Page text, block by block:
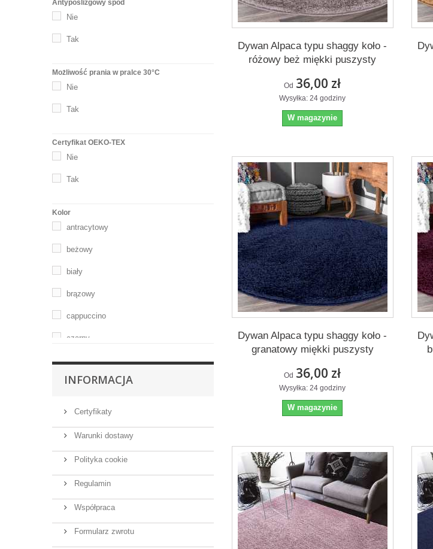
Antypoślizgowy spód
Nie
Tak
Możliwość prania w pralce 30°C
Nie
Tak
Certyfikat OEKO-TEX
Nie
Tak
Kolor
antracytowy
beżowy
biały
brązowy
cappuccino
czarny
czerwony
fioletowy
granatowy
karmelowy
INFORMACJA
Certyfikaty
Warunki dostawy
Polityka cookie
Regulamin
Współpraca
Formularz zwrotu
Dywan Alpaca typu shaggy koło -
różowy beż miękki puszysty
Od 36,00 zł
Wysyłka: 24 godziny
W magazynie
Dywan Alpaca typu shaggy koło -
granatowy miękki puszysty
Od 36,00 zł
Wysyłka: 24 godziny
W magazynie